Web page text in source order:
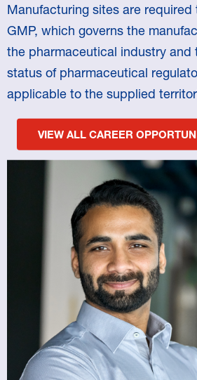
Manufacturing sites are
GMP, which governs the
the pharmaceutical industry and
status of pharmaceutical
applicable to the supplied
VIEW ALL CAREER